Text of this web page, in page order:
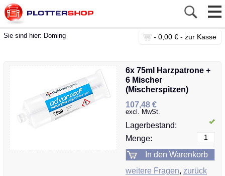
Sie sind hier: Doming - 0,00 € - zur Kasse
6x 75ml Harzpatrone +
6 Mischer
(Mischerspitzen)
107,48 €
excl. MwSt.
Lagerbestand:
Menge:
weitere Fragen, zurück